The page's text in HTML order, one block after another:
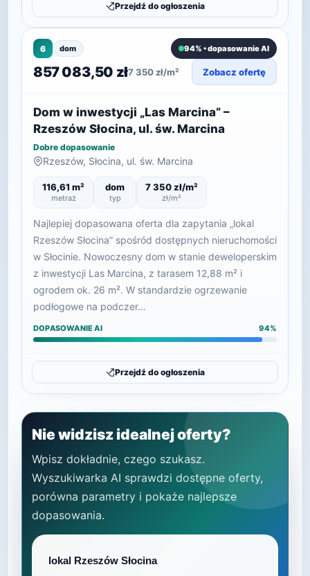
Przejdź do ogłoszenia
6 dom 94% • dopasowanie AI
857 083,50 zł7 350 zł/m² Zobacz ofertę
Dom w inwestycji „Las Marcina” –
Rzeszów Słocina, ul. św. Marcina
Dobre dopasowanie
Rzeszów, Słocina, ul. św. Marcina
116,61 m²
metraż
dom
typ
7 350 zł/m²
zł/m²
Najlepiej dopasowana oferta dla zapytania „lokal
Rzeszów Słocina” spośród dostępnych nieruchomości
w Słocinie. Nowoczesny dom w stanie deweloperskim
z inwestycji Las Marcina, z tarasem 12,88 m² i
ogrodem ok. 26 m². W standardzie ogrzewanie
podłogowe na podczer…
DOPASOWANIE AI 94%
Przejdź do ogłoszenia
Nie widzisz idealnej oferty?
Wpisz dokładnie, czego szukasz.
Wyszukiwarka AI sprawdzi dostępne oferty,
porówna parametry i pokaże najlepsze
dopasowania.